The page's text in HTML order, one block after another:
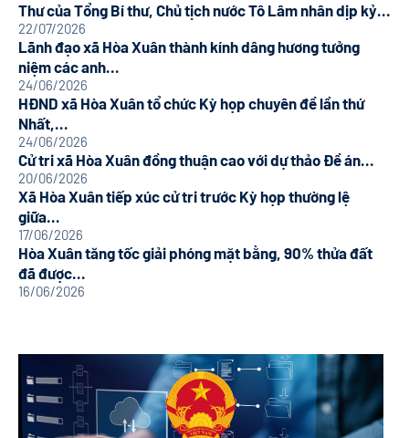
Thư của Tổng Bí thư, Chủ tịch nước Tô Lâm nhân dịp kỷ...
22/07/2026
Lãnh đạo xã Hòa Xuân thành kính dâng hương tưởng
niệm các anh...
24/06/2026
HĐND xã Hòa Xuân tổ chức Kỳ họp chuyên đề lần thứ
Nhất,...
24/06/2026
Cử tri xã Hòa Xuân đồng thuận cao với dự thảo Đề án...
20/06/2026
Xã Hòa Xuân tiếp xúc cử tri trước Kỳ họp thường lệ
giữa...
17/06/2026
Hòa Xuân tăng tốc giải phóng mặt bằng, 90% thửa đất
đã được...
16/06/2026